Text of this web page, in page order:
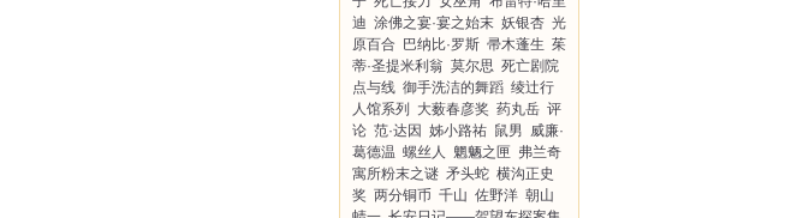
迪 涂佛之宴·宴之始末 妖银杏 光
原百合
巴纳比·罗斯 帚木蓬生 茱
蒂·圣提米利翁 莫尔思 死亡剧院
点与线 御手洗洁的舞蹈 绫辻行
人馆系列
大薮春彦奖 药丸岳 评
论 范·达因 姊小路祐 鼠男 威廉·
葛德温 螺丝人 魍魉之匣 弗兰奇
寓所粉末之谜 矛头蛇 横沟正史
奖 两分铜币 千山 佐野洋 朝山